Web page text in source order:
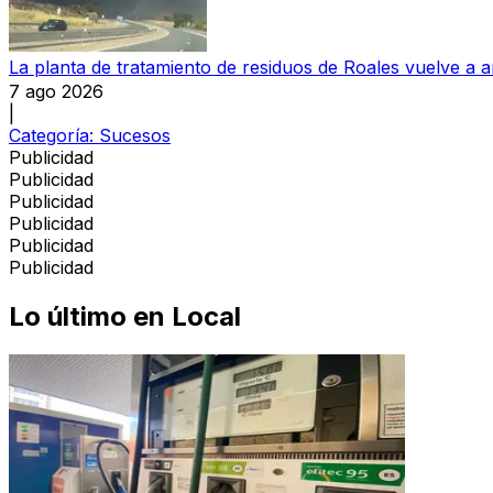
La planta de tratamiento de residuos de Roales vuelve a
7 ago 2026
Categoría: Sucesos
Publicidad
Publicidad
Publicidad
Publicidad
Publicidad
Publicidad
Lo último en Local